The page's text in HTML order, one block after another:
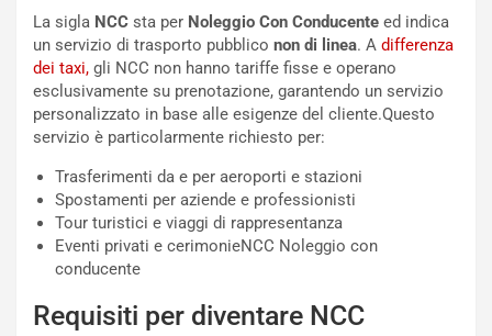
La sigla NCC sta per Noleggio Con Conducente ed indica
un servizio di trasporto pubblico non di linea. A differenza
dei taxi, gli NCC non hanno tariffe fisse e operano
esclusivamente su prenotazione, garantendo un servizio
personalizzato in base alle esigenze del cliente.Questo
servizio è particolarmente richiesto per:
Trasferimenti da e per aeroporti e stazioni
Spostamenti per aziende e professionisti
Tour turistici e viaggi di rappresentanza
Eventi privati e cerimonieNCC Noleggio con
conducente
Requisiti per diventare NCC